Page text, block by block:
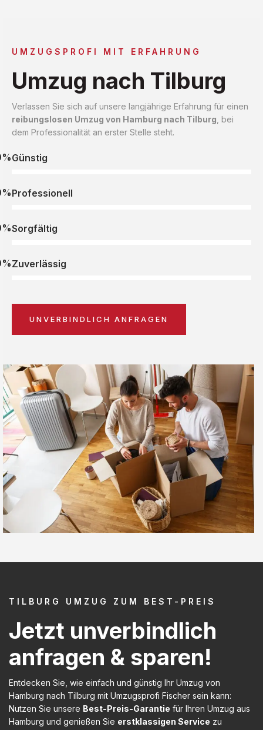
UMZUGSPROFI MIT ERFAHRUNG
Umzug nach Tilburg
Verlassen Sie sich auf unsere langjährige Erfahrung für einen
reibungslosen Umzug von Hamburg nach Tilburg , bei
dem Professionalität an erster Stelle steht.
Günstig
Professionell
Sorgfältig
Zuverlässig
UNVERBINDLICH ANFRAGEN
TILBURG UMZUG ZUM BEST-PREIS
Jetzt unverbindlich
anfragen & sparen!
Entdecken Sie, wie einfach und günstig Ihr Umzug von
Hamburg nach Tilburg mit Umzugsprofi Fischer sein kann:
Nutzen Sie unsere Best-Preis-Garantie für Ihren Umzug aus
Hamburg und genießen Sie erstklassigen Service zu